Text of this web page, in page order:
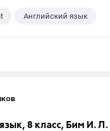
Английский язык
8 класс, Бим И. Л.